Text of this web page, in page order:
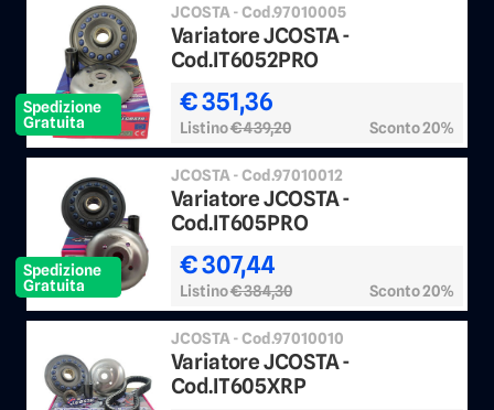
Spedizione
Gratuita
JCOSTA - Cod.97010005
Variatore JCOSTA -
Cod.IT6052PRO
€ 351,36
Listino€ 439,20 Sconto 20%
Spedizione
Gratuita
JCOSTA - Cod.97010012
Variatore JCOSTA -
Cod.IT605PRO
€ 307,44
Listino€ 384,30 Sconto 20%
JCOSTA - Cod.97010010
Variatore JCOSTA -
Cod.IT605XRP